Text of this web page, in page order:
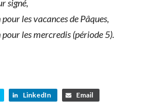
signé,
les vacances de Pâques,
les mercredis (période 5).
LinkedIn Email